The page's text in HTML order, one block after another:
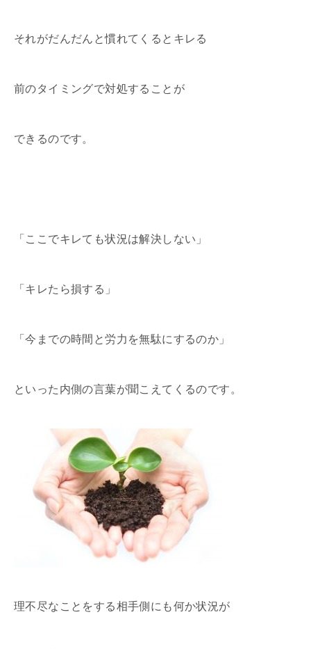
それがだんだんと慣れてくるとキレる
前のタイミングで対処することが
できるのです。
「ここでキレても状況は解決しない」
「キレたら損する」
「今までの時間と労力を無駄にするのか」
といった内側の言葉が聞こえてくるのです。
理不尽なことをする相手側にも何か状況が